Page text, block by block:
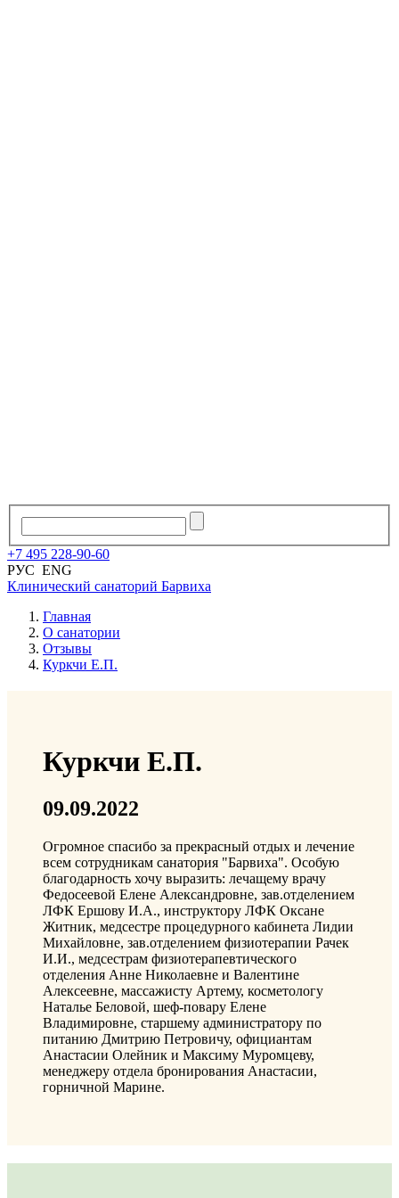
+7 495 228-90-60
РУС ENG
Клинический санаторий Барвиха
Главная
О санатории
Отзывы
Куркчи Е.П.
Куркчи Е.П.
09.09.2022
Огромное спасибо за прекрасный отдых и лечение
всем сотрудникам санатория "Барвиха". Особую
благодарность хочу выразить: лечащему врачу
Федосеевой Елене Александровне, зав.отделением
ЛФК Ершову И.А., инструктору ЛФК Оксане
Житник, медсестре процедурного кабинета Лидии
Михайловне, зав.отделением физиотерапии Рачек
И.И., медсестрам физиотерапевтического
отделения Анне Николаевне и Валентине
Алексеевне, массажисту Артему, косметологу
Наталье Беловой, шеф-повару Елене
Владимировне, старшему администратору по
питанию Дмитрию Петровичу, официантам
Анастасии Олейник и Максиму Муромцеву,
менеджеру отдела бронирования Анастасии,
горничной Марине.